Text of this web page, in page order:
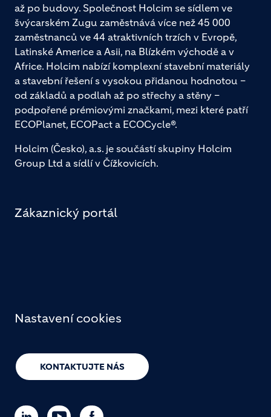
KONTAKTUJTE NÁS
až po budovy. Společnost Holcim se sídlem ve
švýcarském Zugu zaměstnává více než 45 000
zaměstnanců ve 44 atraktivních trzích v Evropě,
Latinské Americe a Asii, na Blízkém východě a v
Africe. Holcim nabízí komplexní stavební materiály
a stavební řešení s vysokou přidanou hodnotou –
od základů a podlah až po střechy a stěny –
podpořené prémiovými značkami, mezi které patří
ECOPlanet, ECOPact a ECOCycle®.
Holcim (Česko), a.s. je součástí skupiny Holcim
Group Ltd a sídlí v Čížkovicích.
Zákaznický portál
Nastavení cookies